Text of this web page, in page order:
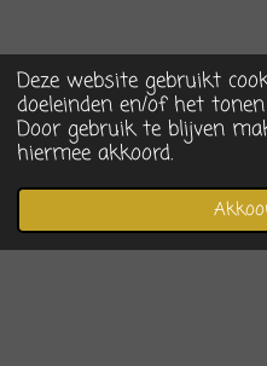
Deze website gebruikt
doeleinden en/of het
Door gebruik te blijven
hiermee akkoord.